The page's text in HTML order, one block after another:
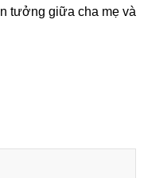
tưởng giữa cha mẹ và